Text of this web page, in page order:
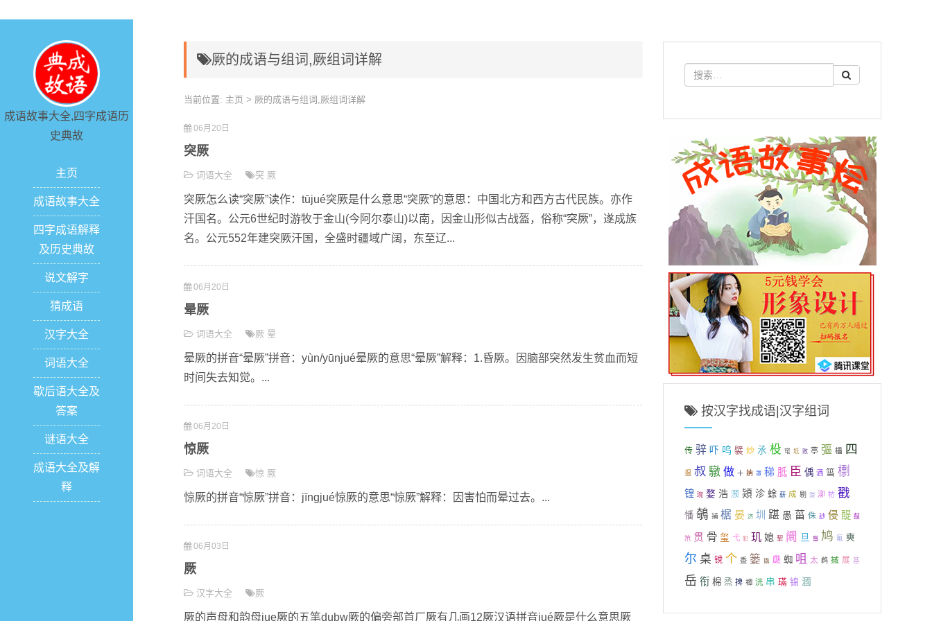
成语故事大全,四字成语历
史典故
主页
成语故事大全
四字成语解释
及历史典故
说文解字
猜成语
汉字大全
词语大全
歇后语大全及
答案
谜语大全
成语大全及解
释
厥的成语与组词,厥组词详解
当前位置: 主页 > 厥的成语与组词,厥组词详解
06月20日
突厥
词语大全 突 厥
突厥怎么读“突厥”读作：tūjué突厥是什么意思“突厥”的意思：中国北方和西方古代民族。亦作
汗国名。公元6世纪时游牧于金山(今阿尔泰山)以南，因金山形似古战盔，俗称“突厥”，遂成族
名。公元552年建突厥汗国，全盛时疆域广阔，东至辽...
06月20日
晕厥
词语大全 厥 晕
晕厥的拼音“晕厥”拼音：yùn/yūnjué晕厥的意思“晕厥”解释：1.昏厥。因脑部突然发生贫血而短
时间失去知觉。...
06月20日
惊厥
词语大全 惊 厥
惊厥的拼音“惊厥”拼音：jīngjué惊厥的意思“惊厥”解释：因害怕而晕过去。...
06月03日
厥
汉字大全 厥
厥的声母和韵母jue厥的五笔dubw厥的偏旁部首厂厥有几画12厥汉语拼音jué厥是什么意思厥
按汉字找成语|汉字组词
传 骍 吓 呜 襞 炒 氶 杸 窀 坻 败 葶 彄 櫑 四
揾 叔 驐 做 十 姌 罩 稊 胝 臣 偊 洒 筜 檦
锽 琬 婺 浩 滪 熲 沴 蜍 薪 成 剔 漴 泖 牥 戳
憣 鵸 捕 椐 晏 济 圳 踸 愚 菑 侏 訬 侵 醍 鼓
笊 贯 骨 玺 弋 犯 玑 媳 挈 阛 旦 簋 鸠 氟 奭
尔 桌 镋 个 盉 篓 撬 瓞 蜘 咀 太 鹈 摵 展 基
岳 衔 棉 烝 捭 禫 洸 串 璊 锦 漍